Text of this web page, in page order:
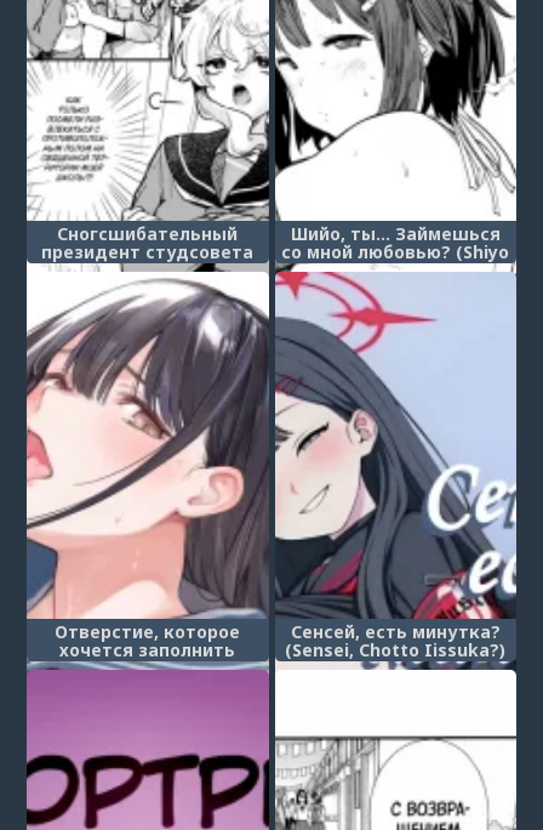
Сногсшибательный
президент студсовета
(Bow-Wow Student Prez)
Шийо, ты... Займешься
со мной любовью? (Shiyo
- will you... make love?)
Отверстие, которое
хочется заполнить
дядей - глава 2 (Oji-san
Сенсей, есть минутка?
(Sensei, Chotto Iissuka?)